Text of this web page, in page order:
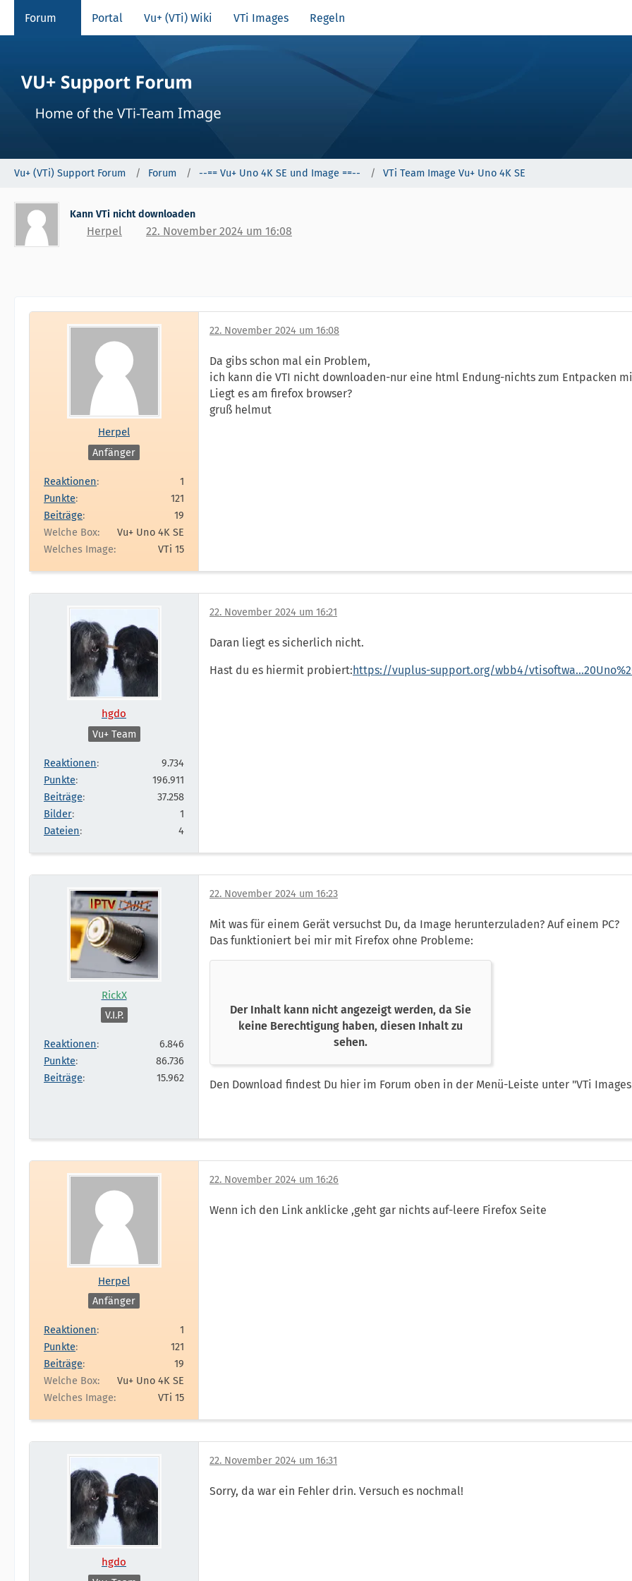
Forum Portal Vu+ (VTi) Wiki VTi Images Regeln
Vu+ (VTi) Support Forum Forum --== Vu+ Uno 4K SE und Image ==-- VTi Team Image Vu+ Uno 4K SE
Kann VTi nicht downloaden
Herpel 22. November 2024 um 16:08
Herpel
Anfänger
Reaktionen
1
Punkte
121
Beiträge
19
Welche Box
Vu+ Uno 4K SE
Welches Image
VTi 15
22. November 2024 um 16:08
Da gibs schon mal ein Problem,
ich kann die VTI nicht downloaden-nur eine html Endung-nichts zum Entpacken
Liegt es am firefox browser?
gruß helmut
hgdo
Vu+ Team
Reaktionen
9.734
Punkte
196.911
Beiträge
37.258
Bilder
1
Dateien
4
22. November 2024 um 16:21
Daran liegt es sicherlich nicht.
Hast du es hiermit probiert:https://vuplus-support.org/wbb4/
RickX
V.I.P.
Reaktionen
6.846
Punkte
86.736
Beiträge
15.962
22. November 2024 um 16:23
Mit was für einem Gerät versuchst Du, da Image herunterzuladen? Auf einem PC?
Das funktioniert bei mir mit Firefox ohne Probleme:
Der Inhalt kann nicht angezeigt werden, da Sie
keine Berechtigung haben, diesen Inhalt zu
sehen.
Den Download findest Du hier im Forum oben in der Menü-Leiste unter "VTi
Herpel
Anfänger
Reaktionen
1
Punkte
121
Beiträge
19
Welche Box
Vu+ Uno 4K SE
Welches Image
VTi 15
22. November 2024 um 16:26
Wenn ich den Link anklicke ,geht gar nichts auf-leere Firefox Seite
hgdo
22. November 2024 um 16:31
Sorry, da war ein Fehler drin. Versuch es nochmal!